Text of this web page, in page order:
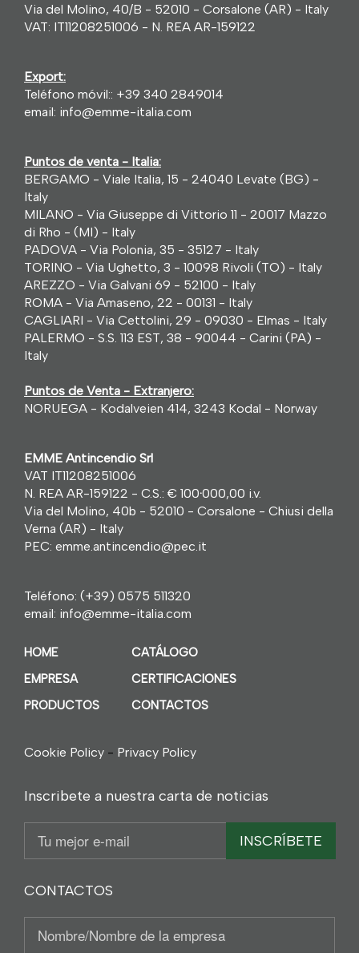
Via del Molino, 40/B - 52010 - Corsalone (AR) - Italy
VAT: IT11208251006 - N. REA AR-159122
Export:
Teléfono móvil:: +39 340 2849014
email: info@emme-italia.com
Puntos de venta - Italia:
BERGAMO - Viale Italia, 15 - 24040 Levate (BG) -
Italy
MILANO - Via Giuseppe di Vittorio 11 - 20017 Mazzo
di Rho - (MI) - Italy
PADOVA - Via Polonia, 35 - 35127 - Italy
TORINO - Via Ughetto, 3 - 10098 Rivoli (TO) - Italy
AREZZO - Via Galvani 69 - 52100 - Italy
ROMA - Via Amaseno, 22 - 00131 - Italy
CAGLIARI - Via Cettolini, 29 - 09030 - Elmas - Italy
PALERMO - S.S. 113 EST, 38 - 90044 - Carini (PA) -
Italy
Puntos de Venta - Extranjero:
NORUEGA - Kodalveien 414, 3243 Kodal - Norway
EMME Antincendio Srl
VAT IT11208251006
N. REA AR-159122 - C.S.: € 100·000,00 i.v.
Via del Molino, 40b - 52010 - Corsalone - Chiusi della
Verna (AR) - Italy
PEC: emme.antincendio@pec.it
Teléfono: (+39) 0575 511320
email: info@emme-italia.com
HOME
EMPRESA
PRODUCTOS
CATÁLOGO
CERTIFICACIONES
CONTACTOS
Cookie Policy - Privacy Policy
Inscribete a nuestra carta de noticias
Email INSCRÍBETE
CONTACTOS
Nominativo